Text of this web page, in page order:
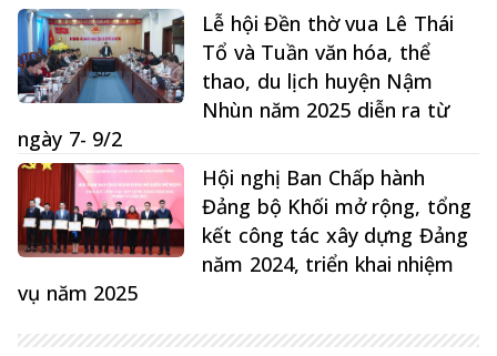
Lễ hội Đền thờ vua Lê Thái
Tổ và Tuần văn hóa, thể
thao, du lịch huyện Nậm
Nhùn năm 2025 diễn ra từ
ngày 7- 9/2
Hội nghị Ban Chấp hành
Đảng bộ Khối mở rộng, tổng
kết công tác xây dựng Đảng
năm 2024, triển khai nhiệm
vụ năm 2025